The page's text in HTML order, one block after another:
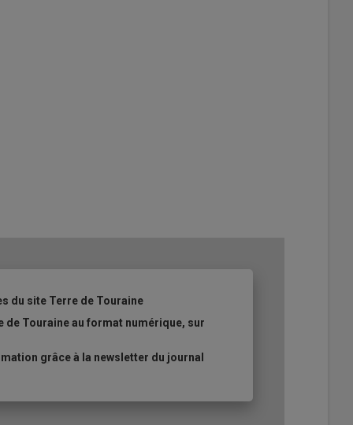
du site Terre de Touraine
de Touraine au format numérique, sur
grâce à la newsletter du journal